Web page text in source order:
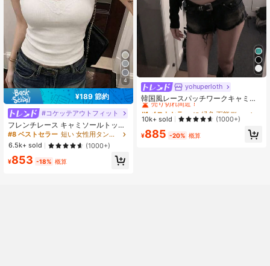
4
¥189 節約
#コケッテアウトフィット
フレンチレース キャミソールトップ
パッド入りバスト ホワイト アンダー
シャツ カジュアル
#8 ベストセラー
短い 女性用タンクトップ&キャミス
6.5k+ sold
(1000+)
¥853 -18% 概算
yohuperloth
韓国風レースパッチワークキャミソ
ールタンクトップ、Y2Kエステティ
ック、ストリートウェアカジュアル
サマー
#1 ベストセラー
売り切れ間近！
#1 ベストセラー
売り切れ間近！
#1 ベストセラー
売り切れ間近！
#1 ベストセラー
売り切れ間近！
10k+ sold (1000+)
¥885 -20% 概算